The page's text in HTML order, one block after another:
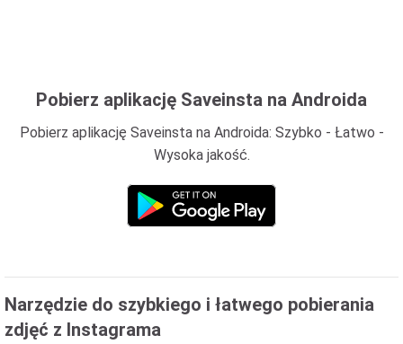
Pobierz aplikację Saveinsta na Androida
Pobierz aplikację Saveinsta na Androida: Szybko - Łatwo -
Wysoka jakość.
Narzędzie do szybkiego i łatwego pobierania
zdjęć z Instagrama